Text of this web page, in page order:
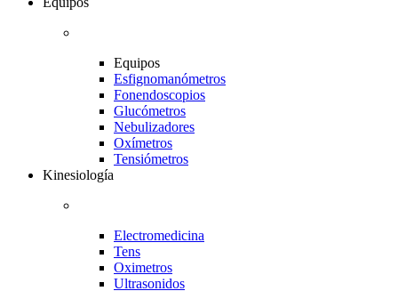
Equipos
Esfignomanómetros
Fonendoscopios
Glucómetros
Nebulizadores
Oxímetros
Tensiómetros
Kinesiología
Electromedicina
Tens
Oximetros
Ultrasonidos